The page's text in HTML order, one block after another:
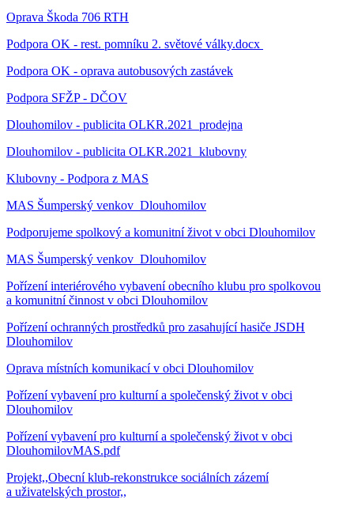
Oprava Škoda 706 RTH
Podpora OK - rest. pomníku 2. světové války.docx
Podpora OK - oprava autobusových zastávek
Podpora SFŽP - DČOV
Dlouhomilov - publicita OLKR.2021_prodejna
Dlouhomilov - publicita OLKR.2021_klubovny
Klubovny - Podpora z MAS
MAS Šumperský venkov_Dlouhomilov
Podporujeme spolkový a komunitní život v obci Dlouhomilov
MAS Šumperský venkov_Dlouhomilov
Pořízení interiérového vybavení obecního klubu pro spolkovou
a komunitní činnost v obci Dlouhomilov
Pořízení ochranných prostředků pro zasahující hasiče JSDH
Dlouhomilov
Oprava místních komunikací v obci Dlouhomilov
Pořízení vybavení pro kulturní a společenský život v obci
Dlouhomilov
Pořízení vybavení pro kulturní a společenský život v obci
DlouhomilovMAS.pdf
Projekt,,Obecní klub-rekonstrukce sociálních zázemí
a uživatelských prostor,,